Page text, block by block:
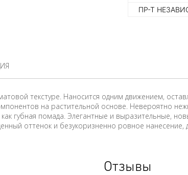
ПР-Т
текстуре. Наносится одним движением,
на растительной основе. Невероятно
губная помада. Элегантные и выразительные,
оттенок и безукоризненно ровное нанесение,
Отзывы